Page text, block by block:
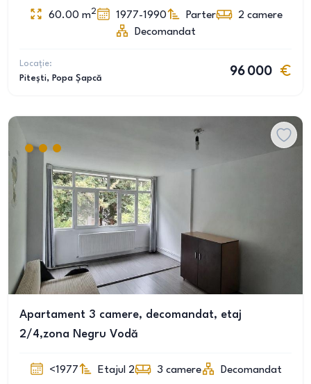
60.00 m2 1977-1990 Parter 2 camere
Decomandat
Locație:
Pitești, Popa Șapcă
96 000
Apartament 3 camere, decomandat, etaj
2/4,zona Negru Vodă
<1977 Etajul 2 3 camere Decomandat